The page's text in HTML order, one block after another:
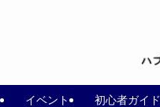
イベント 初心者ガイド